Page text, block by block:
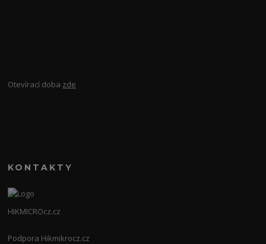
Otevírací doba zde
KONTAKTY
HIKMICROcz.cz
Podpora Hikmikrocz.cz